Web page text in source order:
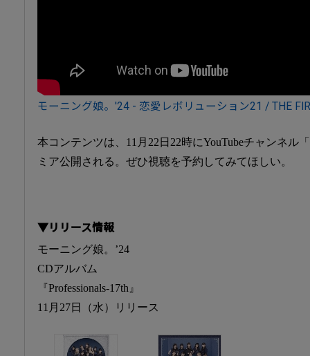
モーニング娘。'24 - 恋愛レボリューション21 / THE
本コンテンツは、11月22日22時にYouTubeチャンネル
ミア公開される。ぜひ視聴を予約してみてほしい。
▼リリース情報
モーニング娘。’24
CDアルバム
『Professionals-17th』
11月27日（水）リリース